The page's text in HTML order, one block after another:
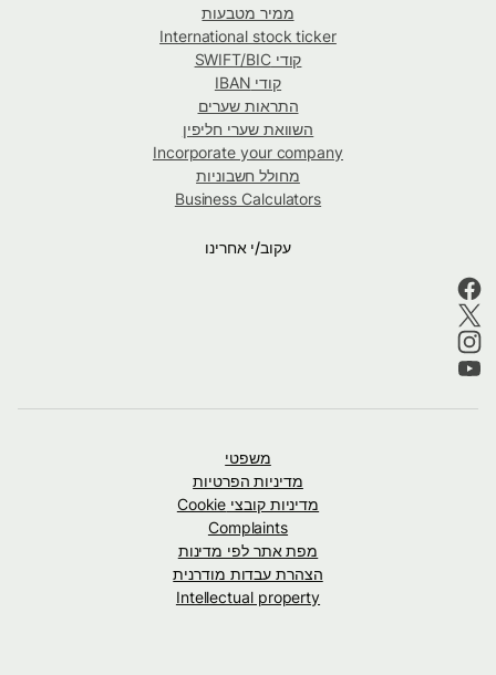
ממיר מטבעות
International stock ticker
קודי SWIFT/BIC
קודי IBAN
התראות שערים
השוואת שערי חליפין
Incorporate your company
מחולל חשבוניות
Business Calculators
עקוב/י אחרינו
משפטי
מדיניות הפרטיות
מדיניות קובצי Cookie
Complaints
מפת אתר לפי מדינות
הצהרת עבדות מודרנית
Intellectual property